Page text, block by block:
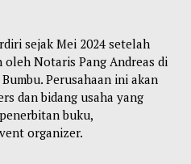
sejak Mei 2024 setelah
Notaris Pang Andreas di
Perusahaan ini akan
dan bidang usaha yang
buku,
organizer.